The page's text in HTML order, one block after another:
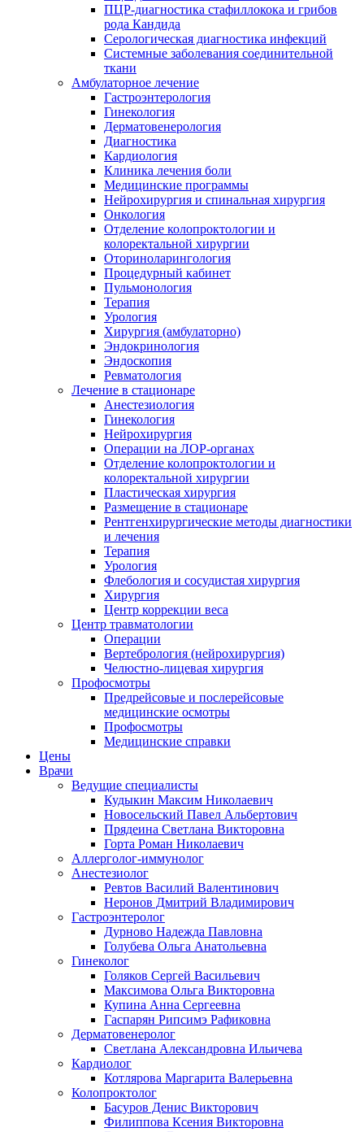
ПЦР-диагностика стафиллокока и грибов
рода Кандида
Серологическая диагностика инфекций
Системные заболевания соединительной
ткани
Амбулаторное лечение
Гастроэнтерология
Гинекология
Дерматовенерология
Диагностика
Кардиология
Клиника лечения боли
Медицинские программы
Нейрохирургия и спинальная хирургия
Онкология
Отделение колопроктологии и
колоректальной хирургии
Оториноларингология
Процедурный кабинет
Пульмонология
Терапия
Урология
Хирургия (амбулаторно)
Эндокринология
Эндоскопия
Ревматология
Лечение в стационаре
Анестезиология
Гинекология
Нейрохирургия
Операции на ЛОР-органах
Отделение колопроктологии и
колоректальной хирургии
Пластическая хирургия
Размещение в стационаре
Рентгенхирургические методы диагностики
и лечения
Терапия
Урология
Флебология и сосудистая хирургия
Хирургия
Центр коррекции веса
Центр травматологии
Операции
Вертебрология (нейрохирургия)
Челюстно-лицевая хирургия
Профосмотры
Предрейсовые и послерейсовые
медицинские осмотры
Профосмотры
Медицинские справки
Цены
Врачи
Ведущие специалисты
Кудыкин Максим Николаевич
Новосельский Павел Альбертович
Прядеина Светлана Викторовна
Горта Роман Николаевич
Аллерголог-иммунолог
Анестезиолог
Ревтов Василий Валентинович
Неронов Дмитрий Владимирович
Гастроэнтеролог
Дурново Надежда Павловна
Голубева Ольга Анатольевна
Гинеколог
Голяков Сергей Васильевич
Максимова Ольга Викторовна
Купина Анна Сергеевна
Гаспарян Рипсимэ Рафиковна
Дерматовенеролог
Светлана Александровна Ильичева
Кардиолог
Котлярова Маргарита Валерьевна
Колопроктолог
Басуров Денис Викторович
Филиппова Ксения Викторовна